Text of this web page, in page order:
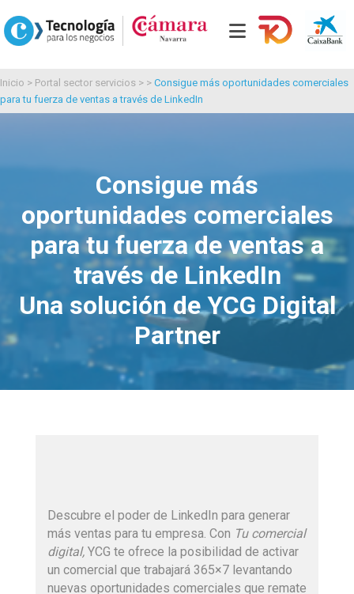
Inicio > Portal sector servicios > > Consigue más oportunidades comerciales
para tu fuerza de ventas a través de LinkedIn
Consigue más
oportunidades comerciales
para tu fuerza de ventas a
través de LinkedIn
Una solución de YCG Digital
Partner
Descubre el poder de LinkedIn para generar
más ventas para tu empresa. Con Tu comercial
digital, YCG te ofrece la posibilidad de activar
un comercial que trabajará 365×7 levantando
nuevas oportunidades comerciales que remate